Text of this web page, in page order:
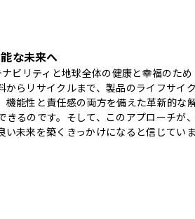
な未来へ
ビリティと地球全体の健康と幸福のため
からリサイクルまで、製品のライフサイ
機能性と責任感の両方を備えた革新的な
きるのです。そして、このアプローチが
い未来を築くきっかけになると信じてい